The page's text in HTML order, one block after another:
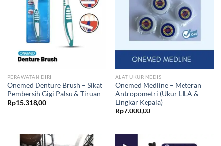
PERAWATAN DIRI
Onemed Denture Brush – Sikat
Pembersih Gigi Palsu & Tiruan
Rp15.318,00
ALAT UKUR MEDIS
Onemed Medline – Meteran
Antropometri (Ukur LILA &
Lingkar Kepala)
Rp7.000,00